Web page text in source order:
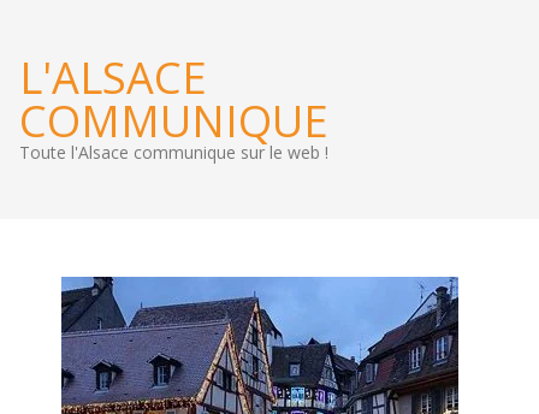
L'ALSACE
COMMUNIQUE
Toute l'Alsace communique sur le web !